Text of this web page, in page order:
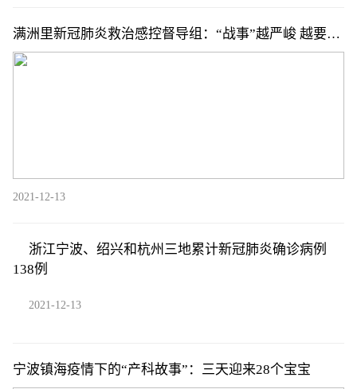
满洲里新冠肺炎救治感控督导组：“战事”越严峻 越要教
会大家如何躲“子弹”
2021-12-13
浙江宁波、绍兴和杭州三地累计新冠肺炎确诊病例
138例
2021-12-13
宁波镇海疫情下的“产科故事”：三天迎来28个宝宝